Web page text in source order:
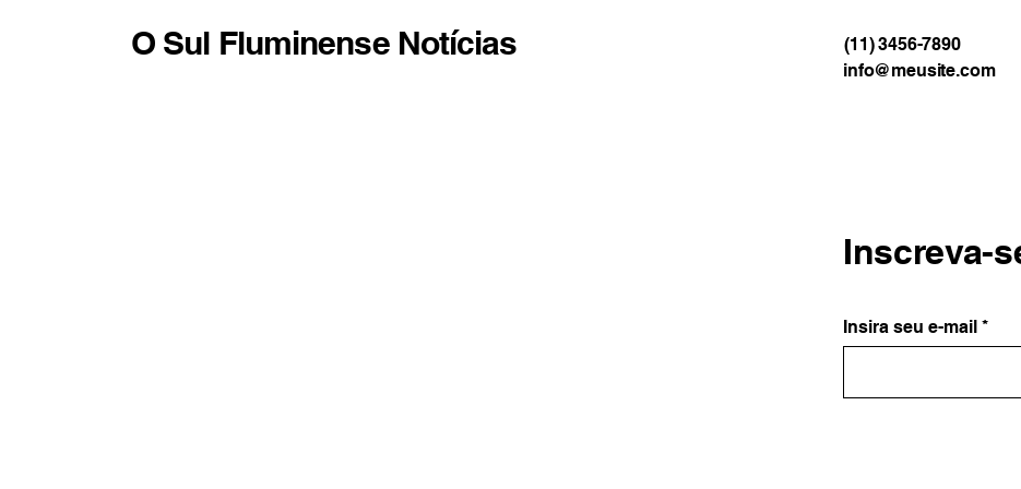
O Sul Fluminense Notícias (11) 3456-7890
info@meusite.com
Inscreva-
Insira seu e-mail